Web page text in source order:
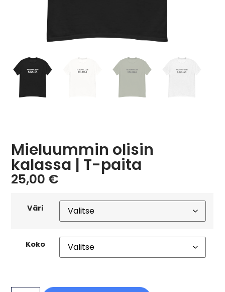
Mieluummin olisin
kalassa | T-paita
25,00 €
Väri
Koko